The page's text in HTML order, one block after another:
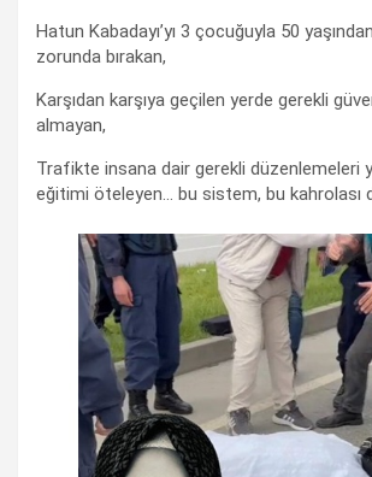
Hatun Kabadayı’yı 3 çocuğuyla 50
zorunda bırakan,
Karşıdan karşıya geçilen yerde gerekli
almayan,
Trafikte insana dair gerekli düzenlemeleri
eğitimi öteleyen… bu sistem, bu kahrolası